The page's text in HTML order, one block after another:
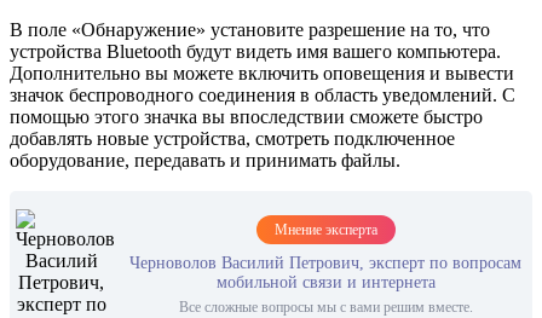
В поле «Обнаружение» установите разрешение на то, что
устройства Bluetooth будут видеть имя вашего компьютера.
Дополнительно вы можете включить оповещения и вывести
значок беспроводного соединения в область уведомлений. С
помощью этого значка вы впоследствии сможете быстро
добавлять новые устройства, смотреть подключенное
оборудование, передавать и принимать файлы.
Мнение эксперта
Черноволов Василий Петрович, эксперт по вопросам
мобильной связи и интернета
Все сложные вопросы мы с вами решим вместе.